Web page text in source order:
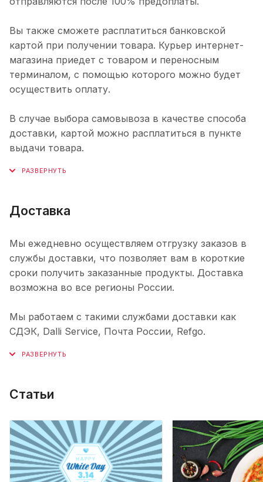
Вы также сможете расплатиться банковской
картой при получении товара. Курьер интернет-
магазина приедет с товаром и переносным
терминалом, с помощью которого можно будет
осуществить оплату.
В случае выбора самовывоза в качестве способа
доставки, картой можно расплатиться в пункте
выдачи товара.
Доставка
Мы ежедневно осуществляем отгрузку заказов в
службы доставки, что позволяет вам в короткие
сроки получить заказанные продукты. Доставка
возможна во все регионы России.
Мы работаем с такими службами доставки как
СДЭК, Dalli Service, Почта России, Refgo.
Статьи